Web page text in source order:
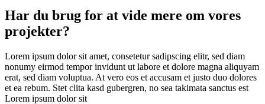
Har du brug for at vide mere om vores
projekter?
Lorem ipsum dolor sit amet, consetetur sadipscing elitr, sed diam
nonumy eirmod tempor invidunt ut labore et dolore magna aliquyam
erat, sed diam voluptua. At vero eos et accusam et justo duo dolores
et ea rebum. Stet clita kasd gubergren, no sea takimata sanctus est
Lorem ipsum dolor sit